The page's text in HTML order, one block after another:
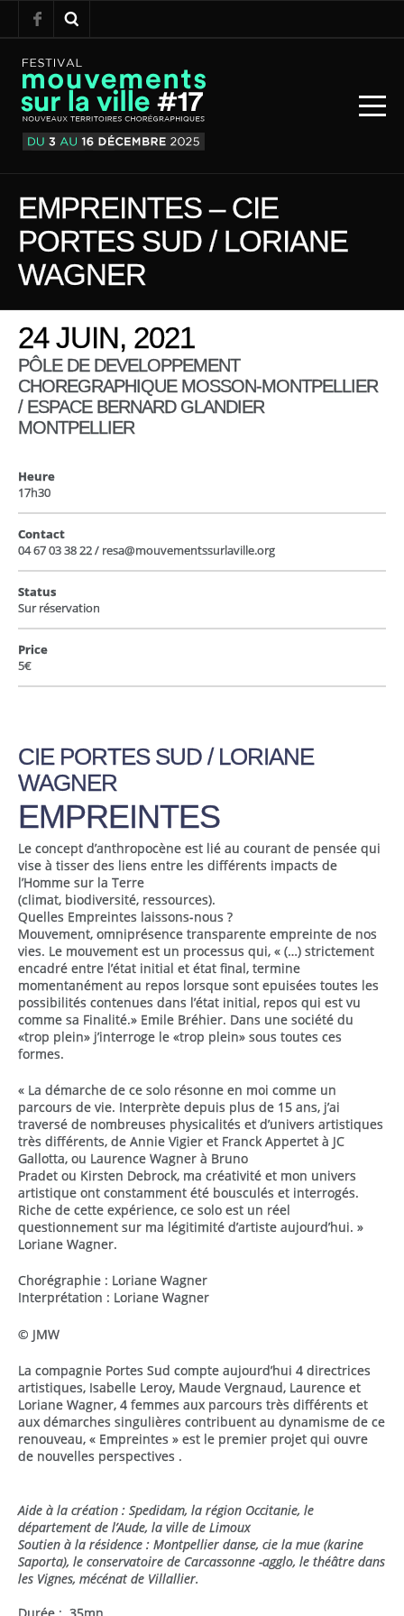
EMPREINTES – CIE
PORTES SUD / LORIANE
WAGNER
24 JUIN, 2021
PÔLE DE DEVELOPPEMENT
CHOREGRAPHIQUE MOSSON-MONTPELLIER
/ ESPACE BERNARD GLANDIER
MONTPELLIER
Heure
17h30
Contact
04 67 03 38 22 / resa@mouvementssurlaville.org
Status
Sur réservation
Price
5€
CIE PORTES SUD / LORIANE
WAGNER
EMPREINTES
Le concept d’anthropocène est lié au courant de pensée qui
vise à tisser des liens entre les différents impacts de
l’Homme sur la Terre
(climat, biodiversité, ressources).
Quelles Empreintes laissons-nous ?
Mouvement, omniprésence transparente empreinte de nos
vies. Le mouvement est un processus qui, « (…) strictement
encadré entre l’état initial et état final, termine
momentanément au repos lorsque sont epuisées toutes les
possibilités contenues dans l’état initial, repos qui est vu
comme sa Finalité.» Emile Bréhier. Dans une société du
«trop plein» j’interroge le «trop plein» sous toutes ces
formes.
« La démarche de ce solo résonne en moi comme un
parcours de vie. Interprète depuis plus de 15 ans, j’ai
traversé de nombreuses physicalités et d’univers artistiques
très différents, de Annie Vigier et Franck Appertet à JC
Gallotta, ou Laurence Wagner à Bruno
Pradet ou Kirsten Debrock, ma créativité et mon univers
artistique ont constamment été bousculés et interrogés.
Riche de cette expérience, ce solo est un réel
questionnement sur ma légitimité d’artiste aujourd’hui. »
Loriane Wagner.
Chorégraphie : Loriane Wagner
Interprétation : Loriane Wagner
© JMW
La compagnie Portes Sud compte aujourd’hui 4 directrices
artistiques, Isabelle Leroy, Maude Vergnaud, Laurence et
Loriane Wagner, 4 femmes aux parcours très différents et
aux démarches singulières contribuent au dynamisme de ce
renouveau, « Empreintes » est le premier projet qui ouvre
de nouvelles perspectives .
Aide à la création : Spedidam, la région Occitanie, le
département de l’Aude, la ville de Limoux
Soutien à la résidence : Montpellier danse, cie la mue (karine
Saporta), le conservatoire de Carcassonne -agglo, le théâtre dans
les Vignes, mécénat de Villallier.